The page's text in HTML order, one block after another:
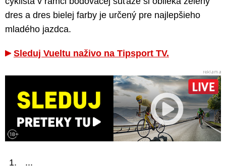
dres a dres bielej farby je určený pre najlepšieho
mladého jazdca.
Sleduj Vueltu naživo na Tipsport TV.
...